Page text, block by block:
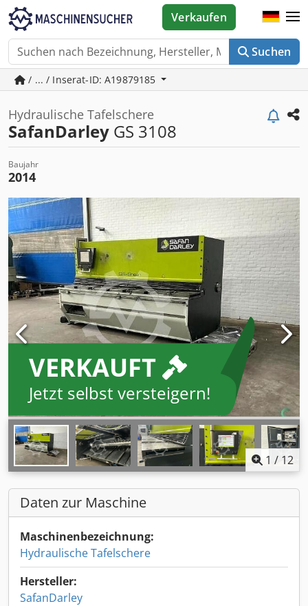
Suchen
Verkaufen
/ ... / Inserat-ID: A19879185
Hydraulische Tafelschere
SafanDarley GS 3108
Baujahr
2014
VERKAUFT
Jetzt selbst versteigern!
1 / 12
Daten zur Maschine
Maschinenbezeichnung:
Hydraulische Tafelschere
Hersteller:
SafanDarley